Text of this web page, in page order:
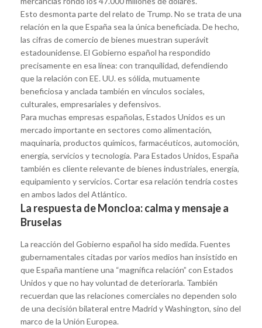
Esto desmonta parte del relato de Trump. No se trata de una
relación en la que España sea la única beneficiada. De hecho,
las cifras de comercio de bienes muestran superávit
estadounidense. El Gobierno español ha respondido
precisamente en esa línea: con tranquilidad, defendiendo
que la relación con EE. UU. es sólida, mutuamente
beneficiosa y anclada también en vínculos sociales,
culturales, empresariales y defensivos.
Para muchas empresas españolas, Estados Unidos es un
mercado importante en sectores como alimentación,
maquinaria, productos químicos, farmacéuticos, automoción,
energía, servicios y tecnología. Para Estados Unidos, España
también es cliente relevante de bienes industriales, energía,
equipamiento y servicios. Cortar esa relación tendría costes
en ambos lados del Atlántico.
La respuesta de Moncloa: calma y mensaje a
Bruselas
La reacción del Gobierno español ha sido medida. Fuentes
gubernamentales citadas por varios medios han insistido en
que España mantiene una “magnífica relación” con Estados
Unidos y que no hay voluntad de deteriorarla. También
recuerdan que las relaciones comerciales no dependen solo
de una decisión bilateral entre Madrid y Washington, sino del
marco de la Unión Europea.